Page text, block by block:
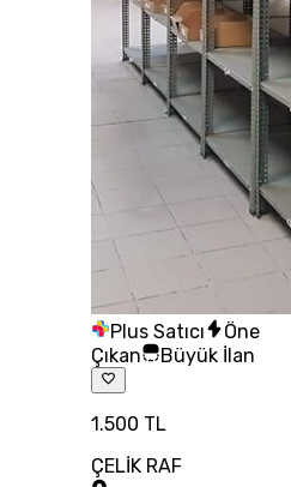
Plus Satıcı
Öne
Çıkan
Büyük İlan
1.500 TL
ÇELİK RAF